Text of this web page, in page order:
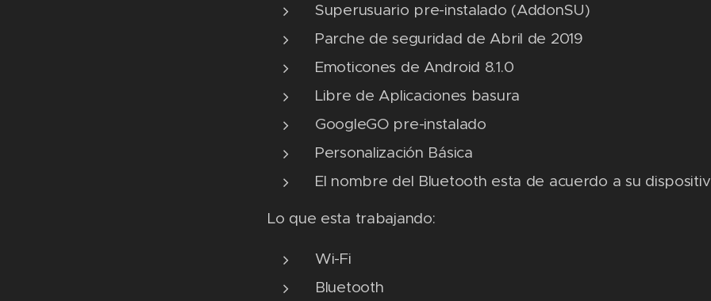
Superusuario pre-instalado (AddonSU)
Parche de seguridad de Abril de 2019
Emoticones de Android 8.1.0
Libre de Aplicaciones basura
GoogleGO pre-instalado
Personalización Básica
El nombre del Bluetooth esta de acuerdo a su
Lo que esta trabajando:
Wi-Fi
Bluetooth